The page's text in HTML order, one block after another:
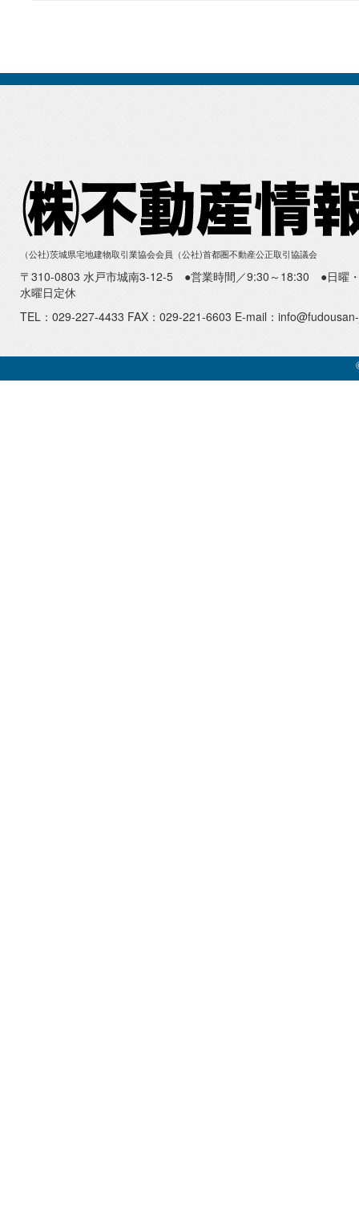
（公社)茨城県宅地建物取引業協会会員（公社)首都圏不動産公正取引協議会
〒310-0803 水戸市城南3-12-5 ●営業時間／9:30～18:30 ●日曜
水曜日定休
TEL：029-227-4433 FAX：029-221-6603 E-mail：